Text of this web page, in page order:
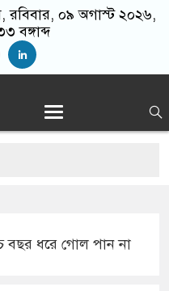
, রবিবার, ০৯ অগাস্ট ২০২৬,
বঙ্গাব্দ
বছর ধরে গোল পান না